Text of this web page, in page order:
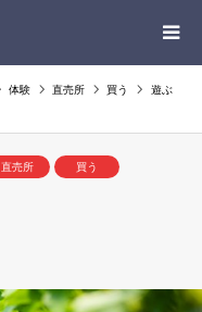
体験 直売所 買う
遊ぶ
直売所 買う